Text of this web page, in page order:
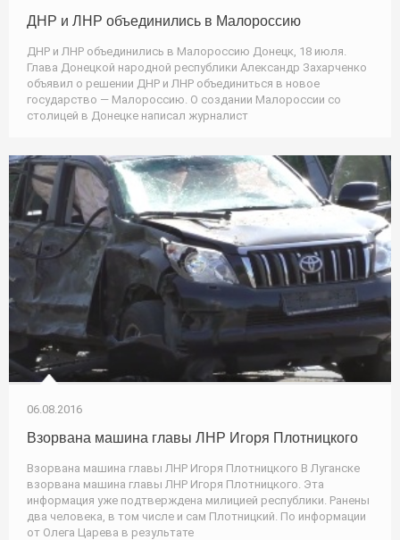
ДНР и ЛНР объединились в Малороссию
ДНР и ЛНР объединились в Малороссию Донецк, 18 июля.
Глава Донецкой народной республики Александр Захарченко
объявил о решении ДНР и ЛНР объединиться в новое
государство — Малороссию. О создании Малороссии со
столицей в Донецке написал журналист
06.08.2016
Взорвана машина главы ЛНР Игоря Плотницкого
Взорвана машина главы ЛНР Игоря Плотницкого В Луганске
взорвана машина главы ЛНР Игоря Плотницкого. Эта
информация уже подтверждена милицией республики. Ранены
два человека, в том числе и сам Плотницкий. По информации
от Олега Царева в результате